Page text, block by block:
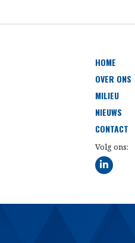
HOME
OVER ONS
MILIEU
NIEUWS
CONTACT
Volg ons: